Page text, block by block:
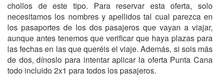
chollos de este tipo. Para reservar esta oferta, solo
necesitamos los nombres y apellidos tal cual parezca en
los pasaportes de los dos pasajeros que vayan a viajar,
aunque antes tenemos que verificar que haya plazas para
las fechas en las que queréis el viaje. Además, si sois más
de dos, dínoslo para intentar aplicar la oferta Punta Cana
todo incluido 2x1 para todos los pasajeros.